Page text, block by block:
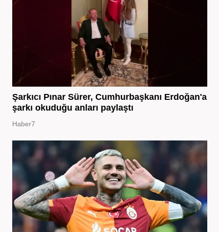
Şarkıcı Pınar Sürer, Cumhurbaşkanı Erdoğan'a
şarkı okuduğu anları paylaştı
Haber7